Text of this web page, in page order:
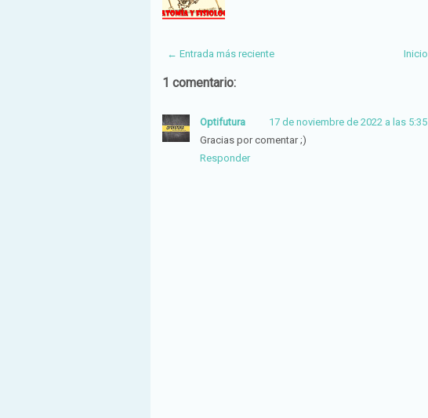
← Entrada más reciente Inicio
1 comentario:
Optifutura
17 de noviembre de 2022 a las 5:35
Gracias por comentar ;)
Responder